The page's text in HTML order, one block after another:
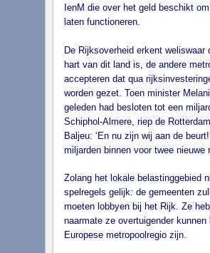
IenM die over het geld beschikt
laten functioneren.
De Rijksoverheid erkent weliswaar
hart van dit land is, de andere
accepteren dat qua
worden gezet. Toen minister
geleden had besloten tot een
Schiphol-Almere, riep de
Baljeu: ‘En nu zijn wij aan de
miljarden binnen voor twee nieuwe
Zolang het lokale belastinggebied
spelregels gelijk: de gemeenten
moeten lobbyen bij het Rijk. Ze
naarmate ze overtuigender
Europese metropoolregio zijn.